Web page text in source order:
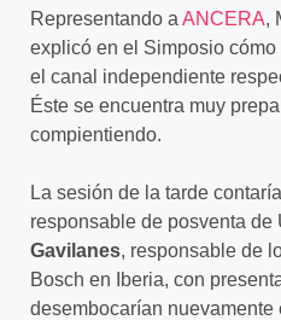
Representando a ANCERA,
explicó en el Simposio
el canal independiente
Éste se encuentra muy
compientiendo.
La sesión de la tarde
responsable de posventa de
Gavilanes, responsable de
Bosch en Iberia, con
desembocarían nuevamente